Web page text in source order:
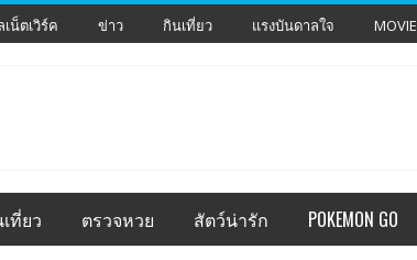
น็ตเวิร์ค ข่าว กินเที่ยว แรงบันดาลใจ MOVIE
ที่ยว ตรวจหวย สัตว์น่ารัก POKEMON GO